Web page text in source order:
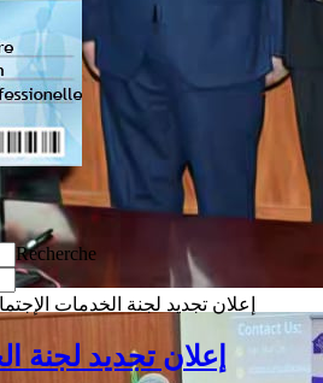
Recherche
إعلان تجديد لجنة الخدمات
إعلان تجديد لجنة